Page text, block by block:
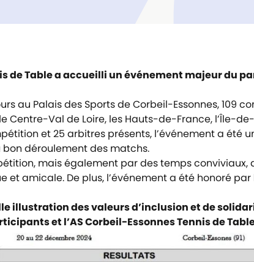
de Table a accueilli un événement majeur du
au Palais des Sports de Corbeil-Essonnes, 109
Centre-Val de Loire, les Hauts-de-France, l’Île-
et 25 arbitres présents, l’événement a été
déroulement des matchs.
mais également par des temps
amicale. De plus, l’événement a été honoré
illustration des valeurs d’inclusion et de
et l’AS Corbeil-Essonnes Tennis de